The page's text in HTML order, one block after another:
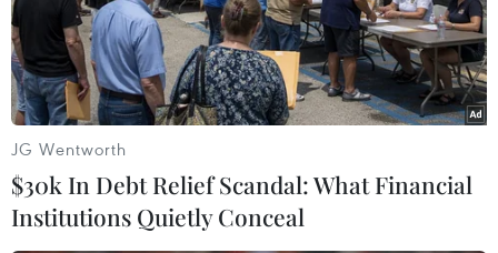
JG Wentworth
$30k In Debt Relief Scandal: What Financial
Institutions Quietly Conceal